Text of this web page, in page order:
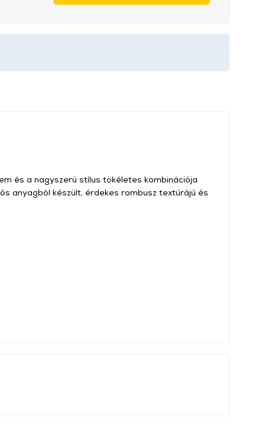
és a nagyszerű stílus tökéletes kombinációja
anyagból készült, érdekes rombusz textúrájú és